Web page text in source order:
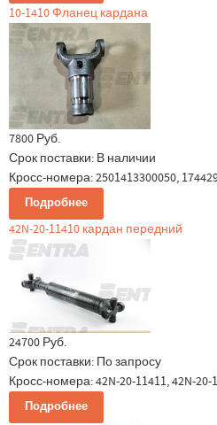
10-1410 Фланец кардана
7800 Руб.
Срок поставки: В наличии
Кросс-номера: 2501413300050,
Подробнее
42N-20-11410 кардан передний
24700 Руб.
Срок поставки: По запросу
Кросс-номера: 42N-20-11411, 42N-20-
Подробнее